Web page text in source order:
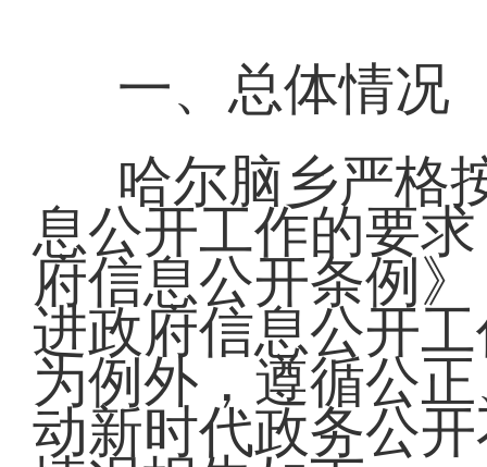
一、总体情况
哈尔脑乡严格
息公开工作的要
府信息公开条例
进政府信息公开
为例外，遵循公
动新时代政务公